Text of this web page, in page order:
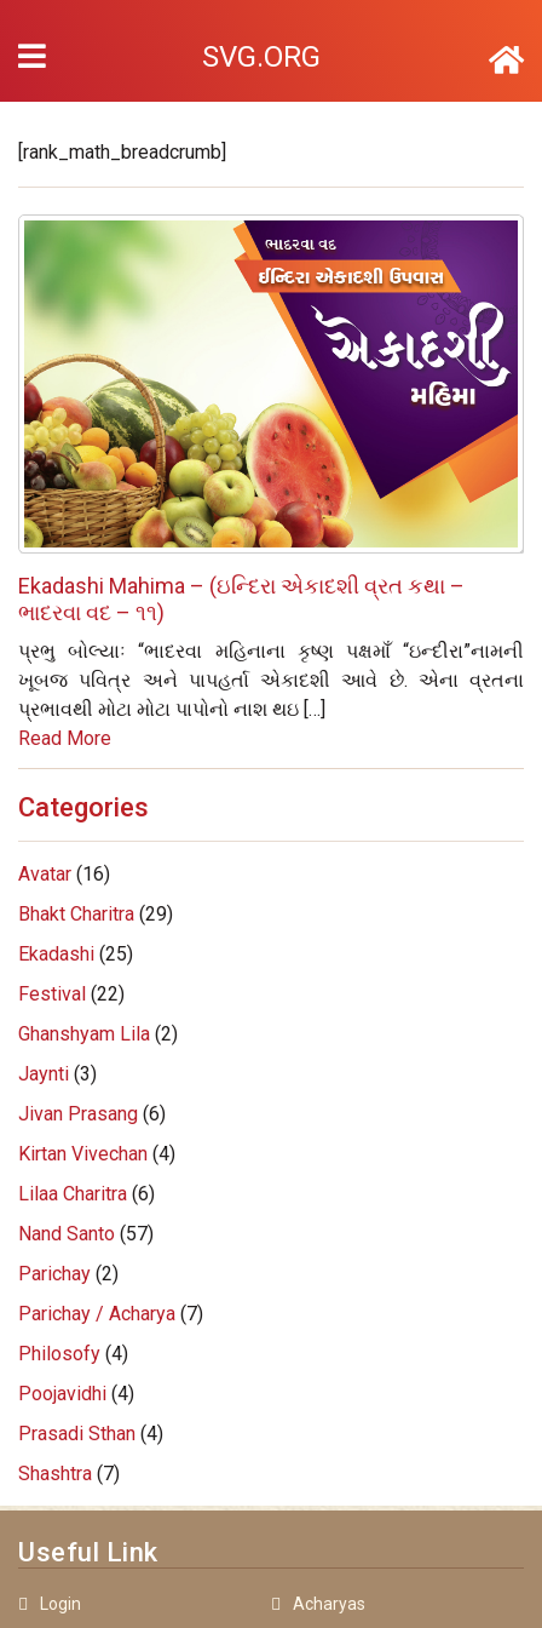
SVG.ORG
[rank_math_breadcrumb]
Ekadashi Mahima – (ઇન્દિરા એકાદશી વ્રત કથા –
ભાદરવા વદ – ૧૧)
પ્રભુ બોલ્‍યાઃ “ભાદરવા મહિનાના કૃષ્‍ણ પક્ષમાઁ “ઇન્‍દીરા”નામની
ખૂબજ પવિત્ર અને પાપહર્તા એકાદશી આવે છે. એના વ્રતના
પ્રભાવથી મોટા મોટા પાપોનો નાશ થઇ […]
Read More
Categories
Avatar (16)
Bhakt Charitra (29)
Ekadashi (25)
Festival (22)
Ghanshyam Lila (2)
Jaynti (3)
Jivan Prasang (6)
Kirtan Vivechan (4)
Lilaa Charitra (6)
Nand Santo (57)
Parichay (2)
Parichay / Acharya (7)
Philosofy (4)
Poojavidhi (4)
Prasadi Sthan (4)
Shashtra (7)
Useful Link
Login
Acharyas